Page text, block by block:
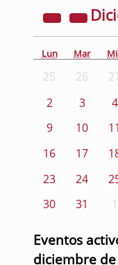
Lun Mar
25 26
2
3 4
9
10 11
16
17
23
24
30
31 1
Eventos
diciembre